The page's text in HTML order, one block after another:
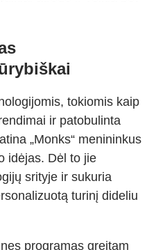
tokiomis kaip
ir patobulinta
„Monks“ menininkus
idėjas. Dėl to jie
srityje ir sukuria
turinį dideliu
programas greitam